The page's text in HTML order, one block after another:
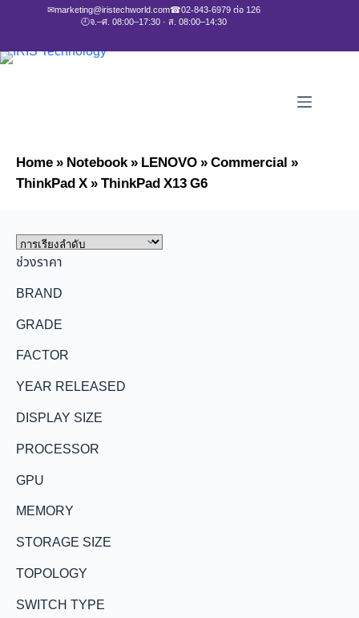
✉marketing@iristechworld.com☎02-843-6979 ต่อ 126
🕘จ.–ศ. 08:00–17:30 · ส. 08:00–14:30
Home»Notebook»LENOVO»Commercial»
ThinkPad X»ThinkPad X13 G6
ช่วงราคา
BRAND
GRADE
FACTOR
YEAR RELEASED
DISPLAY SIZE
PROCESSOR
GPU
MEMORY
STORAGE SIZE
TOPOLOGY
SWITCH TYPE